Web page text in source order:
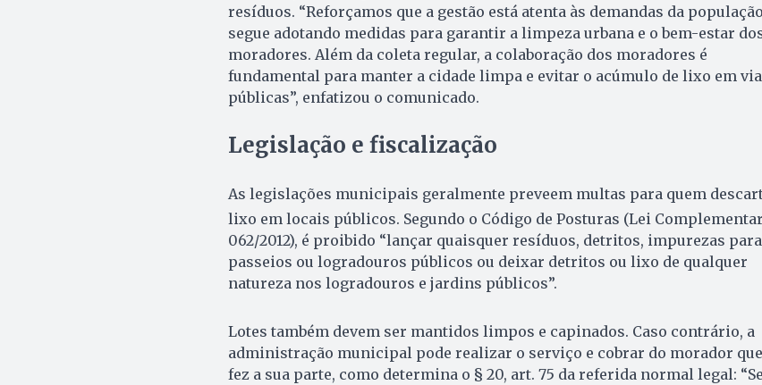
resíduos. “Reforçamos que a gestão está atenta às demandas da
segue adotando medidas para garantir a limpeza urbana e o bem-estar
moradores. Além da coleta regular, a colaboração dos moradores é
fundamental para manter a cidade limpa e evitar o acúmulo de lixo em
públicas”, enfatizou o comunicado.
Legislação e fiscalização
As legislações municipais geralmente preveem multas para quem
lixo em locais públicos. Segundo o Código de Posturas (Lei
062/2012), é proibido “lançar quaisquer resíduos, detritos, impurezas para
passeios ou logradouros públicos ou deixar detritos ou lixo de qualquer
natureza nos logradouros e jardins públicos”.
Lotes também devem ser mantidos limpos e capinados. Caso contrário, a
administração municipal pode realizar o serviço e cobrar do morador
fez a sua parte, como determina o § 20, art. 75 da referida normal legal: